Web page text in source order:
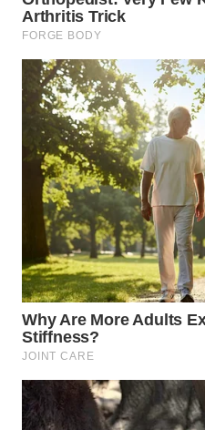
WN
WN
BEKASI
WN
BOGOR
WN
DEPOK
WN
TAPANULI
UTARA
WN
SAMOSIR